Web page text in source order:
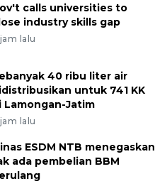
calls universities to
industry skills gap
lalu
40 ribu liter air
untuk 741 KK
Lamongan-Jatim
lalu
ESDM NTB menegaskan
ada pembelian BBM